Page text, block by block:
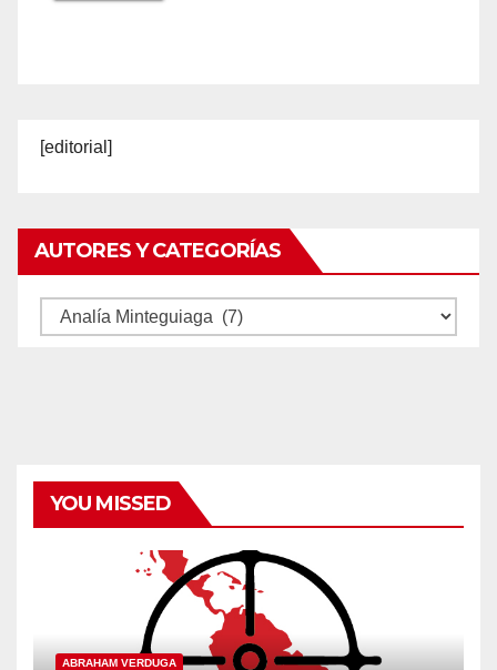
[editorial]
AUTORES Y CATEGORÍAS
Autores
YOU MISSED
ABRAHAM VERDUGA